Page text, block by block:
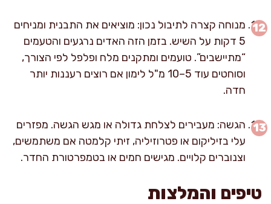
מנוחה קצרה לתיבול נכון: מוציאים את התבנית ומניחים
5 דקות על השיש. בזמן הזה האדים נרגעים והטעמים
“מתיישבים”. טועמים ומתקנים מלח ופלפל לפי הצורך,
וסוחטים עוד 5–10 מ"ל לימון אם רוצים רעננות יותר
חדה.
הגשה: מעבירים לצלחת גדולה או מגש הגשה. מפזרים
עלי בזיליקום או פטרוזיליה, זיתי קלמטה אם משתמשים,
וצנוברים קלויים. מגישים חמים או בטמפרטורת החדר.
טיפים והמלצות